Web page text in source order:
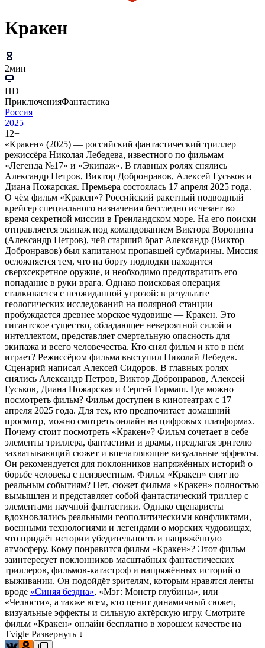
Кракен
2мин
HD
ПриключенияФантастика
Россия
2025
12+
«Кракен» (2025) — российский фантастический триллер
режиссёра Николая Лебедева, известного по фильмам
«Легенда №17» и «Экипаж». В главных ролях снялись
Александр Петров, Виктор Добронравов, Алексей Гуськов и
Диана Пожарская. Премьера состоялась 17 апреля 2025 года.
О чём фильм «Кракен»? Российский ракетный подводный
крейсер специального назначения бесследно исчезает во
время секретной миссии в Гренландском море. На его поиски
отправляется экипаж под командованием Виктора Воронина
(Александр Петров), чей старший брат Александр (Виктор
Добронравов) был капитаном пропавшей субмарины. Миссия
осложняется тем, что на борту подлодки находится
сверхсекретное оружие, и необходимо предотвратить его
попадание в руки врага. Однако поисковая операция
сталкивается с неожиданной угрозой: в результате
геологических исследований на полярной станции
пробуждается древнее морское чудовище — Кракен. Это
гигантское существо, обладающее невероятной силой и
интеллектом, представляет смертельную опасность для
экипажа и всего человечества. Кто снял фильм и кто в нём
играет? Режиссёром фильма выступил Николай Лебедев.
Сценарий написал Алексей Сидоров. В главных ролях
снялись Александр Петров, Виктор Добронравов, Алексей
Гуськов, Диана Пожарская и Сергей Гармаш. Где можно
посмотреть фильм? Фильм доступен в кинотеатрах с 17
апреля 2025 года. Для тех, кто предпочитает домашний
просмотр, можно смотреть онлайн на цифровых платформах.
Почему стоит посмотреть «Кракен»? Фильм сочетает в себе
элементы триллера, фантастики и драмы, предлагая зрителю
захватывающий сюжет и впечатляющие визуальные эффекты.
Он рекомендуется для поклонников напряжённых историй о
борьбе человека с неизвестным. Фильм «Кракен» снят по
реальным событиям? Нет, сюжет фильма «Кракен» полностью
вымышлен и представляет собой фантастический триллер с
элементами научной фантастики. Однако сценаристы
вдохновлялись реальными геополитическими конфликтами,
военными технологиями и легендами о морских чудовищах,
что придаёт истории убедительность и напряжённую
атмосферу. Кому понравится фильм «Кракен»? Этот фильм
заинтересует поклонников масштабных фантастических
триллеров, фильмов-катастроф и напряжённых историй о
выживании. Он подойдёт зрителям, которым нравятся ленты
вроде «Синяя бездна», «Мэг: Монстр глубины», или
«Челюсти», а также всем, кто ценит динамичный сюжет,
визуальные эффекты и сильную актёрскую игру. Смотрите
фильм «Кракен» онлайн бесплатно в хорошем качестве на
Tvigle Развернуть ↓